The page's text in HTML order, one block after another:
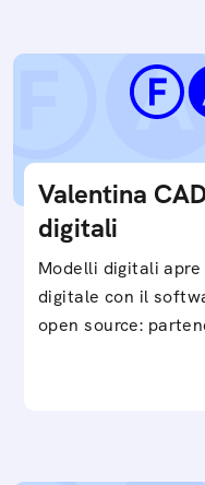
Valentina
digitali
Modelli digitali
digitale con il
open source: